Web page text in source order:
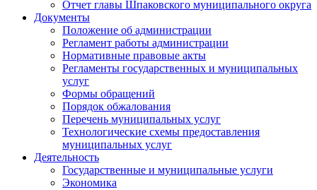
Отчет главы Шпаковского муниципального округа
Документы
Положение об администрации
Регламент работы администрации
Нормативные правовые акты
Регламенты государственных и муниципальных
услуг
Формы обращений
Порядок обжалования
Перечень муниципальных услуг
Технологические схемы предоставления
муниципальных услуг
Деятельность
Государственные и муниципальные услуги
Экономика